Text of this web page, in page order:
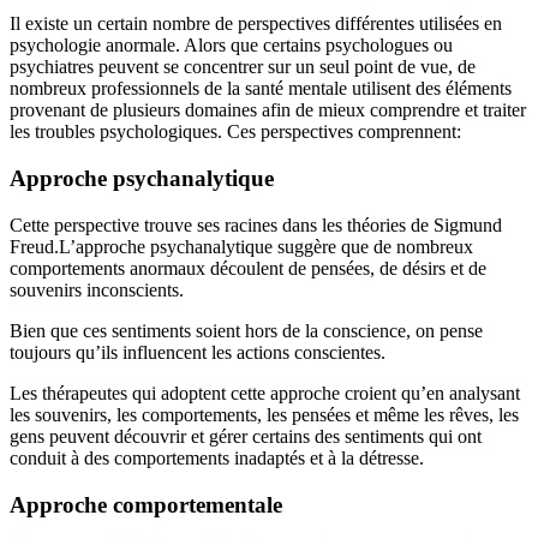
Il existe un certain nombre de perspectives différentes utilisées en
psychologie anormale. Alors que certains psychologues ou
psychiatres peuvent se concentrer sur un seul point de vue, de
nombreux professionnels de la santé mentale utilisent des éléments
provenant de plusieurs domaines afin de mieux comprendre et traiter
les troubles psychologiques. Ces perspectives comprennent:
Approche psychanalytique
Cette perspective trouve ses racines dans les théories de Sigmund
Freud.L’approche psychanalytique suggère que de nombreux
comportements anormaux découlent de pensées, de désirs et de
souvenirs inconscients.
Bien que ces sentiments soient hors de la conscience, on pense
toujours qu’ils influencent les actions conscientes.
Les thérapeutes qui adoptent cette approche croient qu’en analysant
les souvenirs, les comportements, les pensées et même les rêves, les
gens peuvent découvrir et gérer certains des sentiments qui ont
conduit à des comportements inadaptés et à la détresse.
Approche comportementale